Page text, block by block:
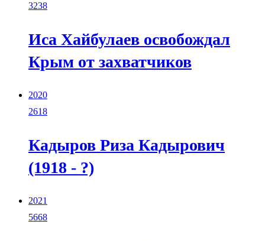
3238
Иса Хайбулаев освобождал
Крым от захватчиков
2020
2618
Кадыров Риза Кадырович
(1918 - ?)
2021
5668